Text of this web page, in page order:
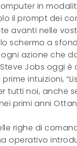
in
il prompt dei
avanti nelle
schermo a
azione che
Jobs oggi è
intuizioni,
tutti noi, anche
primi anni
righe di
operativo